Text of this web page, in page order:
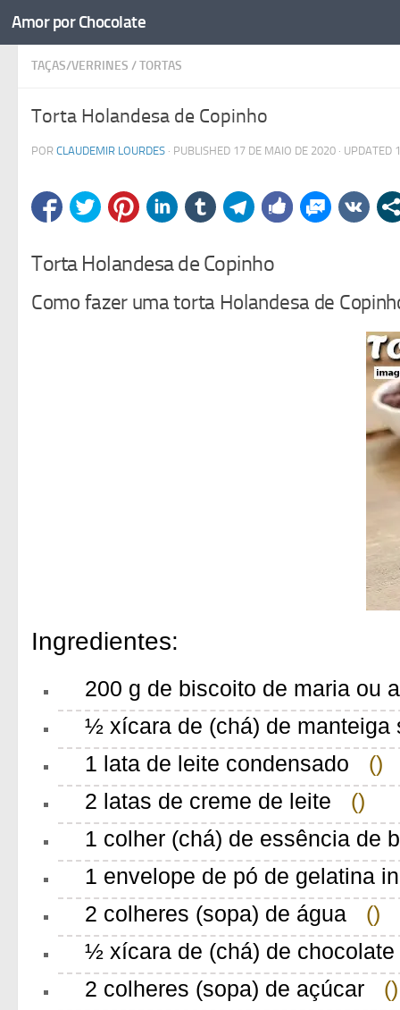
Skip to content
Amor por Chocolate
TAÇAS/VERRINES /TORTAS
Torta Holandesa de Copinho
POR CLAUDEMIR LOURDES · PUBLISHED 17 DE MAIO DE 2020 · UPDATED
Torta Holandesa de Copinho
Como fazer uma torta Holandesa de
Ingredientes:
200 g de biscoito de maria ou
½ xícara de (chá) de manteiga
1 lata de leite condensado
()
2 latas de creme de leite
()
1 colher (chá) de essência de
1 envelope de pó de gelatina
2 colheres (sopa) de água
()
½ xícara de (chá) de chocolate
2 colheres (sopa) de açúcar
()